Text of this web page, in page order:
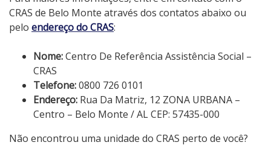
CRAS de Belo Monte através dos contatos abaixo ou
pelo endereço do CRAS:
Nome:Centro De Referência Assistência Social –
CRAS
Telefone:0800 726 0101
Endereço: Rua Da Matriz, 12 ZONA URBANA –
Centro – Belo Monte / AL CEP: 57435-000
Não encontrou uma unidade do CRAS perto de você?